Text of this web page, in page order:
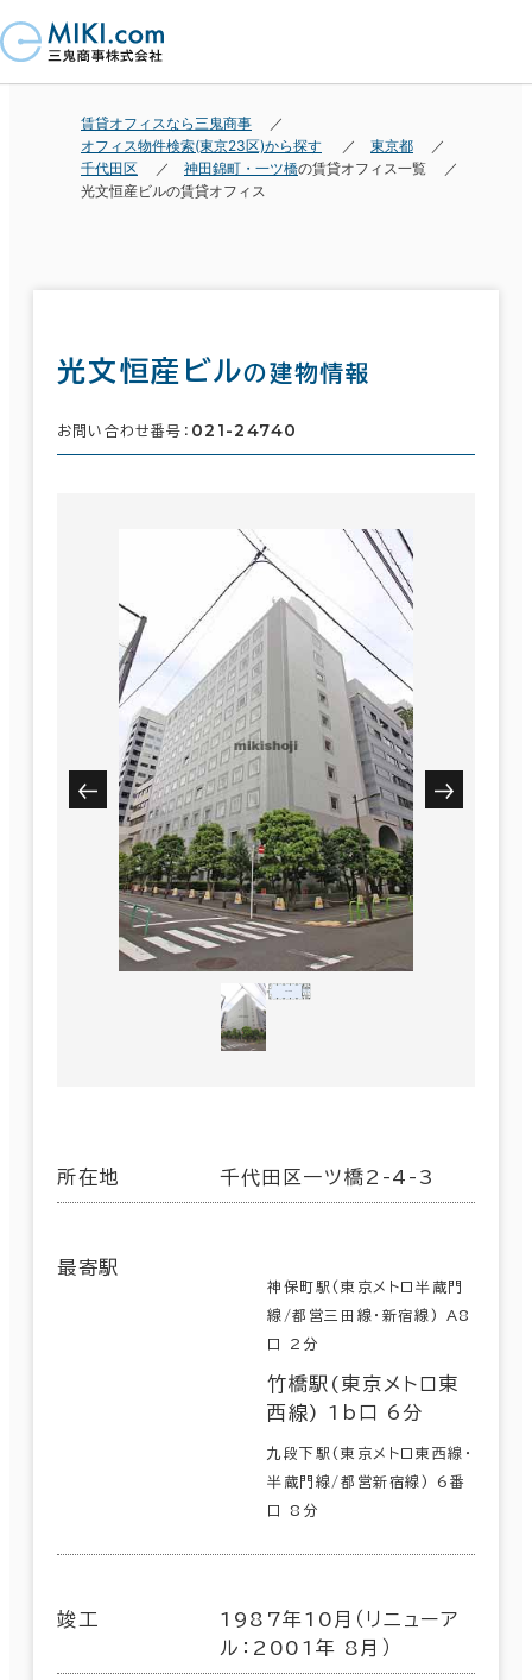
賃貸オフィスなら三鬼商事
オフィス物件検索(東京23区)から探す
東京都
千代田区
神田錦町・一ツ橋の賃貸オフィス一覧
光文恒産ビルの賃貸オフィス
光文恒産ビルの建物情報
お問い合わせ番号： 021-24740
所在地 千代田区一ツ橋2-4-3
最寄駅
神保町駅(東京メトロ半蔵門
線/都営三田線･新宿線) A8
口 2分
竹橋駅(東京メトロ東
西線) 1b口 6分
九段下駅(東京メトロ東西線･
半蔵門線/都営新宿線) 6番
口 8分
竣工
1987年10月（リニューア
ル：2001年 8月）